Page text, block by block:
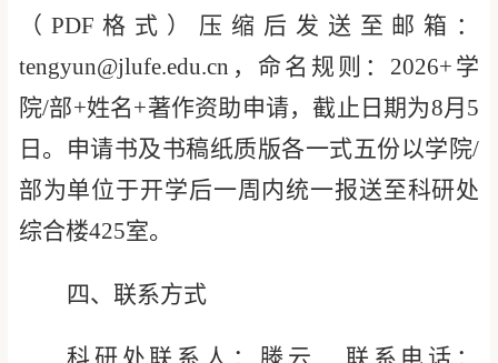
（ PDF 格式）压缩后发送至邮箱：
tengyun@jlufe.edu.cn ， 命名规则： 2026+ 学
院/部+姓名+著作资助申请，截止日期为8月 5
日 。申请书及书稿纸质版各一式五份以学院/
部为单位于开学后一周内统一报送至科研处
综合楼425室。
四、联系方式
科研处联系人：滕云
联系电话：